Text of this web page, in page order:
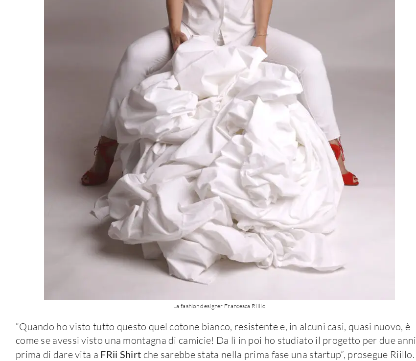
La fashion designer Francesca Riillo
“Quando ho visto tutto questo quel cotone bianco, resistente e, in alcuni casi, quasi nuovo, è
come se avessi visto una montagna di camicie! Da lì in poi ho studiato il progetto per due anni
prima di dare vita a FRii Shirt che sarebbe stata nella prima fase una startup”, prosegue Riillo.